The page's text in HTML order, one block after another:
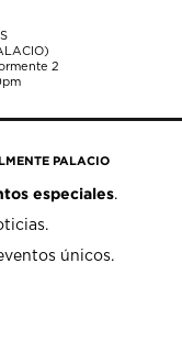
2
PALACIO
especiales.
únicos.